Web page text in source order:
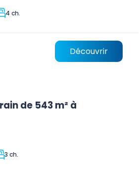
4 ch.
Découvrir
de 543 m² à
3 ch.